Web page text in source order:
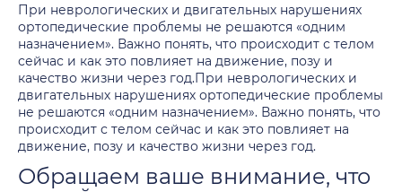
При неврологических и двигательных нарушениях
ортопедические проблемы не решаются «одним
назначением». Важно понять, что происходит с телом
сейчас и как это повлияет на движение, позу и
качество жизни через год.При неврологических и
двигательных нарушениях ортопедические проблемы
не решаются «одним назначением». Важно понять, что
происходит с телом сейчас и как это повлияет на
движение, позу и качество жизни через год.
Обращаем ваше внимание, что